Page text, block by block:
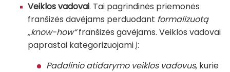
Veiklos vadovai. Tai pagrindinės priemonės
franšizės davėjams perduodant formalizuotą
„know-how“franšizės gavėjams. Veiklos vadovai
paprastai kategorizuojami į:
Padalinio atidarymo veiklos vadovus, kurie